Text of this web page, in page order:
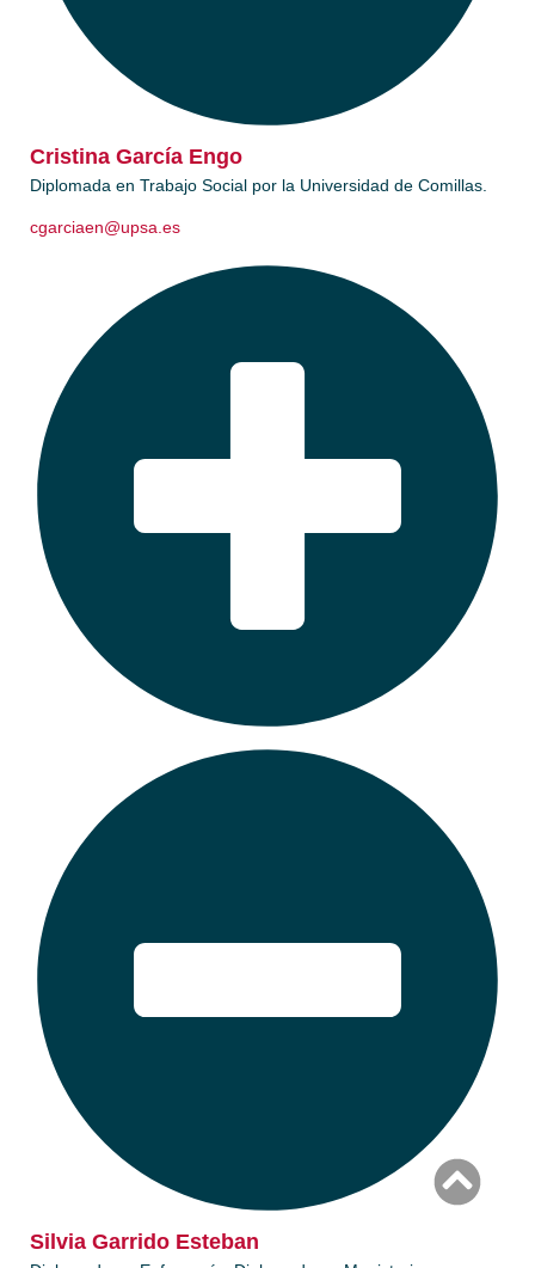
Cristina García Engo​
Diplomada en Trabajo Social por la Universidad de Comillas.
cgarciaen@upsa.es
Silvia Garrido Esteban​